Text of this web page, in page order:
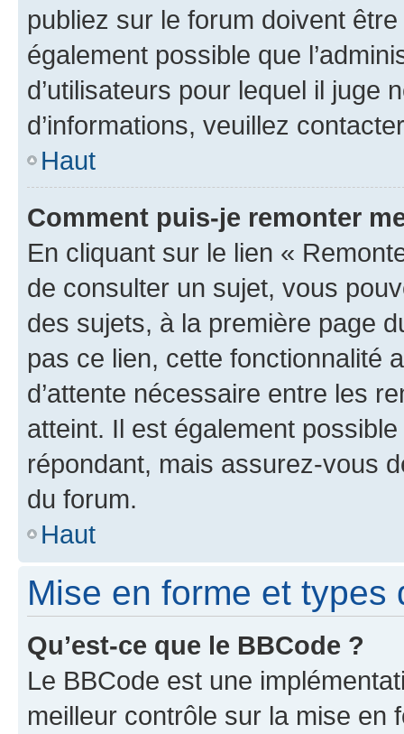
publiez sur le forum doivent
également possible que
d’utilisateurs pour lequel il juge
d’informations, veuillez
Haut
Comment puis-je remonter
En cliquant sur le lien «
de consulter un sujet, vous
des sujets, à la première page
pas ce lien, cette fonctionnalité
d’attente nécessaire entre les
atteint. Il est également
répondant, mais assurez-vous
du forum.
Haut
Mise en forme et types
Qu’est-ce que le BBCode ?
Le BBCode est une
meilleur contrôle sur la mise en